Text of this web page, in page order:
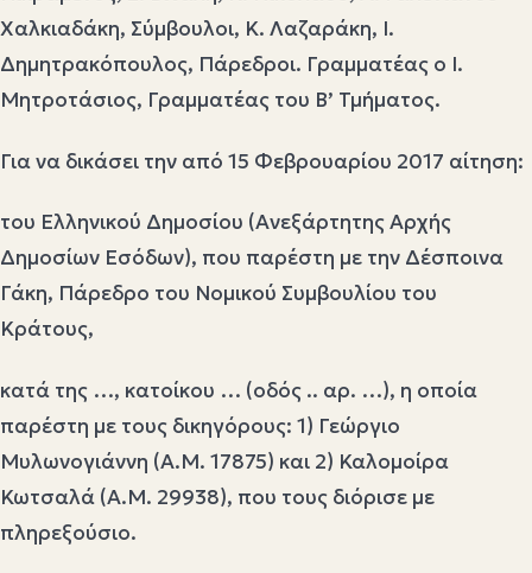
Χαλκιαδάκη, Σύμβουλοι, Κ. Λαζαράκη, Ι.
Δημητρακόπουλος, Πάρεδροι. Γραμματέας ο Ι.
Μητροτάσιος, Γραμματέας του Β’ Τμήματος.
Για να δικάσει την από 15 Φεβρουαρίου 2017 αίτηση:
του Ελληνικού Δημοσίου (Ανεξάρτητης Αρχής
Δημοσίων Εσόδων), που παρέστη με την Δέσποινα
Γάκη, Πάρεδρο του Νομικού Συμβουλίου του
Κράτους,
κατά της …, κατοίκου … (οδός .. αρ. …), η οποία
παρέστη με τους δικηγόρους: 1) Γεώργιο
Μυλωνογιάννη (Α.Μ. 17875) και 2) Καλομοίρα
Κωτσαλά (Α.Μ. 29938), που τους διόρισε με
πληρεξούσιο.